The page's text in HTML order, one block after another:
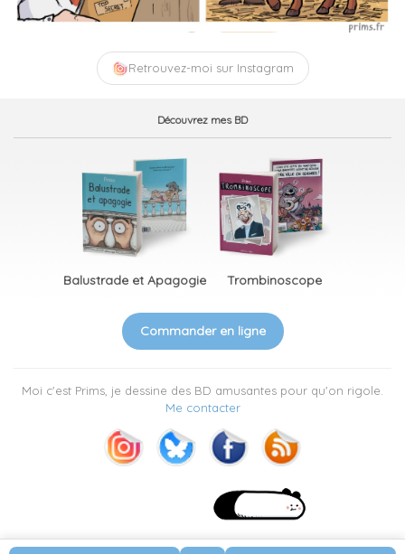
Retrouvez-moi sur Instagram
Découvrez mes BD
Balustrade et Apagogie Trombinoscope
Commander en ligne
Moi c'est Prims, je dessine des BD amusantes pour qu'on rigole.
Me contacter